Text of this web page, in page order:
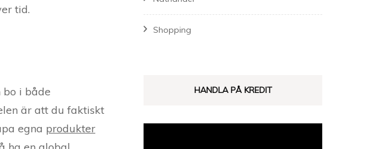
tid.
i både
är att du faktiskt
egna produkter
Shopping
HANDLA PÅ KREDIT